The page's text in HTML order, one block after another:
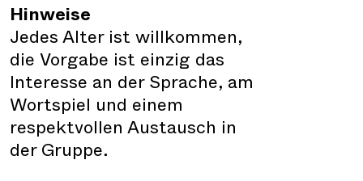
Hinweise
Jedes Alter ist willkommen,
die Vorgabe ist einzig das
Interesse an der Sprache, am
Wortspiel und einem
respektvollen Austausch in
der Gruppe.